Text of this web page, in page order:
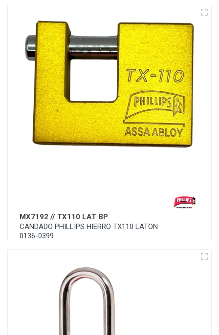
MX7192 // TX110 LAT BP
CANDADO PHILLIPS HIERRO TX110 LATON
0136-0399